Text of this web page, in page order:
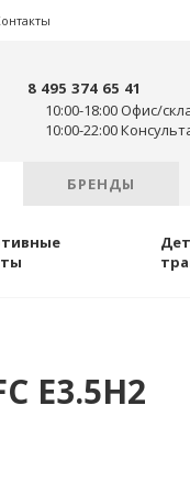
8 495 374 65 41
10:00-18:00 Офис/
10:00-22:00
БРЕНДЫ
E3.5H2